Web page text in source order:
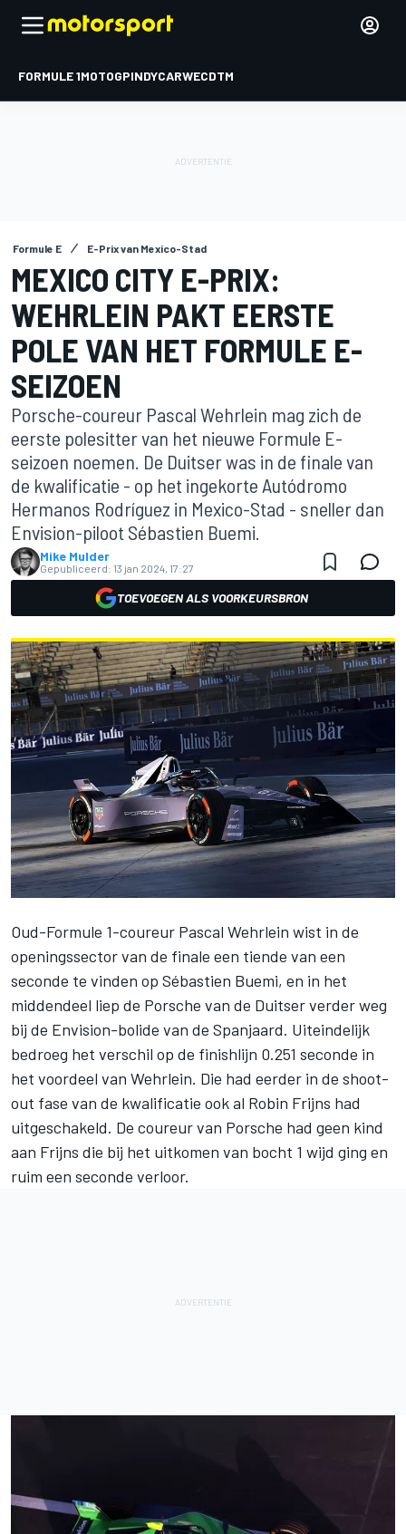
FORMULE 1MOTOGPINDYCARWECDTM
Formule E E-Prix van Mexico-Stad
MEXICO CITY E-PRIX:
WEHRLEIN PAKT EERSTE
POLE VAN HET FORMULE E-
SEIZOEN
Porsche-coureur Pascal Wehrlein mag zich de
eerste polesitter van het nieuwe Formule E-
seizoen noemen. De Duitser was in de finale van
de kwalificatie - op het ingekorte Autódromo
Hermanos Rodríguez in Mexico-Stad - sneller dan
Envision-piloot Sébastien Buemi.
Mike Mulder
Gepubliceerd: 13 jan 2024, 17:27
TOEVOEGEN ALS VOORKEURSBRON
Oud-Formule 1-coureur Pascal Wehrlein wist in de
openingssector van de finale een tiende van een
seconde te vinden op Sébastien Buemi, en in het
middendeel liep de Porsche van de Duitser verder weg
bij de Envision-bolide van de Spanjaard. Uiteindelijk
bedroeg het verschil op de finishlijn 0.251 seconde in
het voordeel van Wehrlein. Die had eerder in de shoot-
out fase van de kwalificatie ook al Robin Frijns had
uitgeschakeld. De coureur van Porsche had geen kind
aan Frijns die bij het uitkomen van bocht 1 wijd ging en
ruim een seconde verloor.